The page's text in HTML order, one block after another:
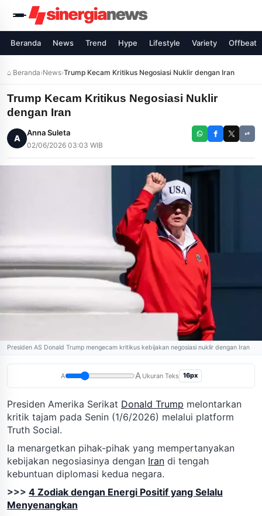
Beranda News Trend Hype Lifestyle Variety Offbeat
⌂ Beranda›News›Trump Kecam Kritikus Negosiasi Nuklir dengan Iran
Trump Kecam Kritikus Negosiasi Nuklir
dengan Iran
A
Anna Suleta
02/06/2026 03:03 WIB
Presiden AS Donald Trump mengecam kritikus kebijakan negosiasi nuklir dengan Iran
A A Ukuran Teks 16px
Presiden Amerika Serikat Donald Trump melontarkan
kritik tajam pada Senin (1/6/2026) melalui platform
Truth Social.
Ia menargetkan pihak-pihak yang mempertanyakan
kebijakan negosiasinya dengan Iran di tengah
kebuntuan diplomasi kedua negara.
>>> 4 Zodiak dengan Energi Positif yang Selalu
Menyenangkan